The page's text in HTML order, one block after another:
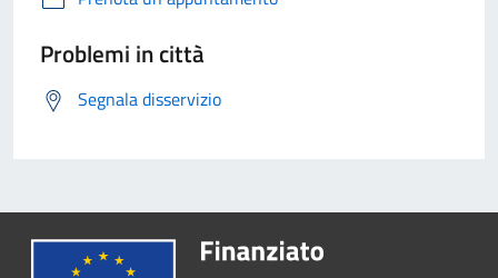
Problemi in città
Segnala disservizio